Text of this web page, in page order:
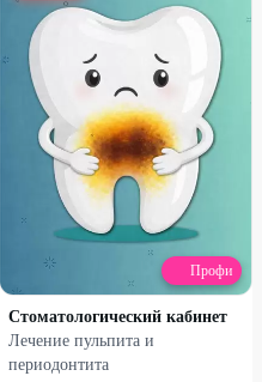
Профи
Стоматологический кабинет
Лечение пульпита и
периодонтита